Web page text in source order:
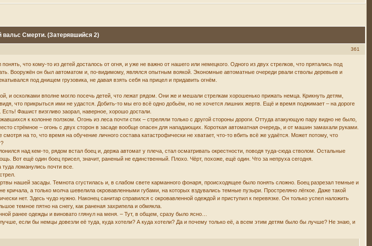
Смерти. (Затерявшийся 2)
361
что кому-то из детей досталось от огня, и уже не важно от нашего или немецкого. Одного из двух стрелков, что прятались под
Вооружён он был автоматом и, по-видимому, являлся опытным воякой. Экономные автоматные очереди рвали стволы деревьев и
под днищем грузовика, не давая взять себя на прицел и придавить огнём.
и осколками вполне могло посечь детей, что лежат рядом. Они же и мешали стрелкам хорошенько прижать немца. Крикнуть детям,
что прикрыться ими не удастся. Добить-то мы его всё одно добьём, но не хочется лишних жертв. Ещё и время поджимает – на дороге
Фашист визгливо заорал, наверное, хорошо достали.
к колонне ползком. Огонь из леса почти стих – стреляли только с другой стороны дороги. Оттуда атакующую пару видно не было,
стрёмное – огонь с двух сторон в засаде вообще опасен для нападающих. Короткая автоматная очередь, и от машин замахали руками.
на то, что время на обучение личного состава катастрофически не хватает, что-то вбить всё же удаётся. Может потому, что
над кем-то, рядом встал боец и, держа автомат у плеча, стал осматривать окрестности, поводя туда-сюда стволом. Остальные
Вот ещё один боец присел, значит, раненый не единственный. Плохо. Чёрт, похоже, ещё один. Что за непруха сегодня.
ломанулись почти все.
нашей засады. Темнота сгустилась и, в слабом свете карманного фонаря, происходящее было понять сложно. Боец разрезал темные и
кричала, а только молча шевелила окровавленными губами, на которых вздувались темные пузыри. Простреляно лёгкое. Даже такой
нет. Здесь чудо нужно. Наконец санитар справился с окровавленной одеждой и приступил к перевязке. Он только успел наложить
темное пятно на снегу, как раненая захрипела и обмякла.
ранее одежды и виновато глянул на меня. – Тут, в общем, сразу было ясно…
если бы немцы довезли её туда, куда хотели? А куда хотели? Да и почему только её, а всем этим детям было бы лучше? Не знаю, и